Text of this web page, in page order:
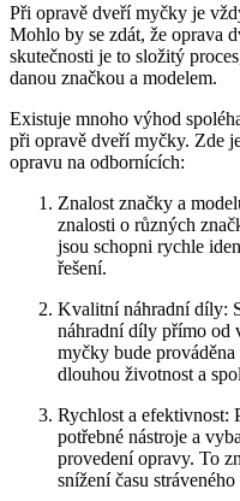
Při opravě dveří myčky je
Mohlo by se zdát, že oprava
skutečnosti je to složitý
danou značkou a modelem.
Existuje mnoho výhod
při opravě dveří myčky. Zde
opravu na odbornících:
Znalost značky a
znalosti o různých
jsou schopni rychle
řešení.
Kvalitní náhradní díly:
náhradní díly přímo od
myčky bude
dlouhou životnost a
Rychlost a efektivnost:
potřebné nástroje a
provedení opravy. To
snížení času